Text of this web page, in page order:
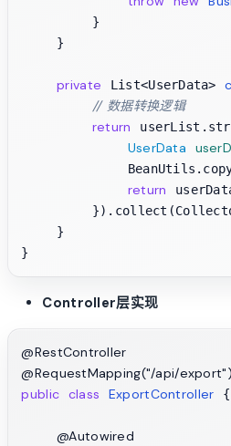
        }
    }
private List<UserData>
// 数据转换逻辑
return
UserData
return
    }
Controller层实现
@RestController
@RequestMapping("/api/export")
public class ExportController {
@Autowired